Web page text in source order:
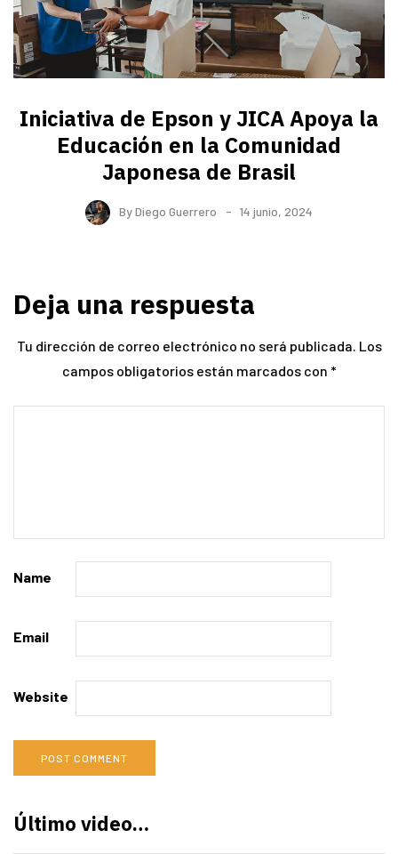
Iniciativa de Epson y JICA Apoya la
Educación en la Comunidad
Japonesa de Brasil
ByDiego Guerrero 14 junio, 2024
Deja una respuesta
Tu dirección de correo electrónico no será publicada. Los
campos obligatorios están marcados con *
Name
Email
Website
Último video…